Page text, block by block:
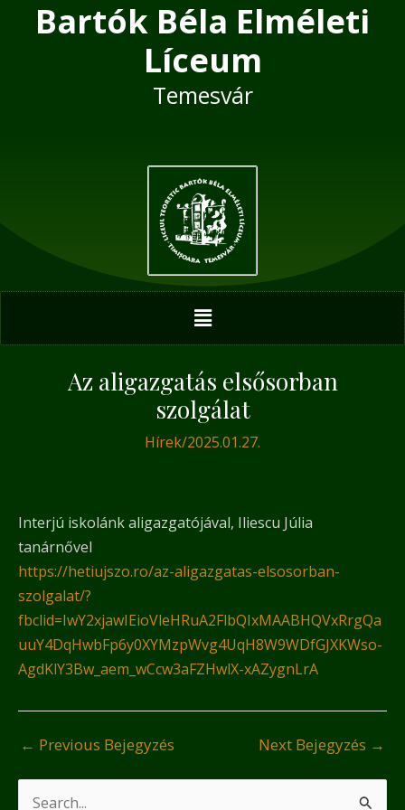
Bartók Béla Elméleti
Líceum
Temesvár
Menu
Az aligazgatás elsősorban
szolgálat
Hírek/2025.01.27.
Interjú iskolánk aligazgatójával, Iliescu Júlia
tanárnővel
https://hetiujszo.ro/az-aligazgatas-elsosorban-
szolgalat/?
fbclid=IwY2xjawIEioVleHRuA2FlbQIxMAABHQVxRrgQa
uuY4DqHwbFp6y0XYMzpWvg4UqH8W9WDfGJXKWso-
AgdKlY3Bw_aem_wCcw3aFZHwlX-xAZygnLrA
Post
navigation
← Previous Bejegyzés Next Bejegyzés →